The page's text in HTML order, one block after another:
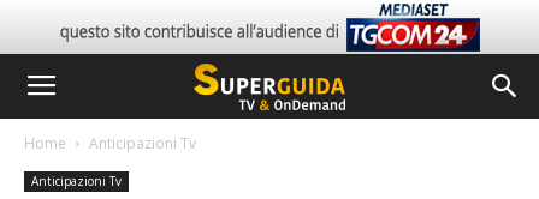
Home Anticipazioni Tv
Anticipazioni Tv